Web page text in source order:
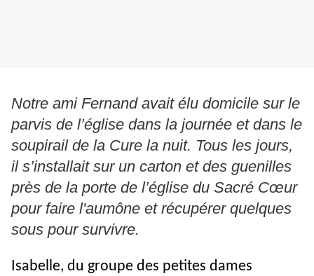
Notre ami Fernand avait élu domicile sur le
parvis de l’église dans la journée et dans le
soupirail de la Cure la nuit. Tous les jours,
il s’installait sur un carton et des guenilles
près de la porte de l’église du Sacré Cœur
pour faire l'aumône et récupérer quelques
sous pour survivre.
Isabelle, du groupe des petites dames